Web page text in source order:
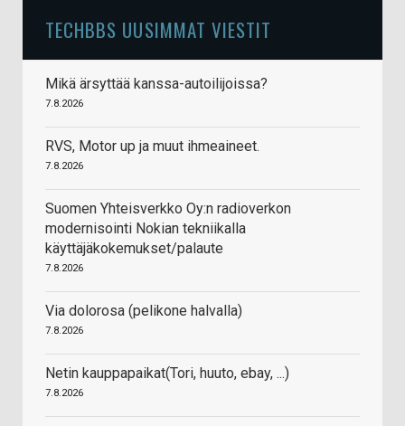
TECHBBS UUSIMMAT VIESTIT
Mikä ärsyttää kanssa-autoilijoissa?
7.8.2026
RVS, Motor up ja muut ihmeaineet.
7.8.2026
Suomen Yhteisverkko Oy:n radioverkon
modernisointi Nokian tekniikalla
käyttäjäkokemukset/palaute
7.8.2026
Via dolorosa (pelikone halvalla)
7.8.2026
Netin kauppapaikat(Tori, huuto, ebay, ...)
7.8.2026